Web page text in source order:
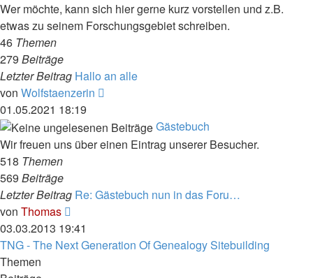
Wer möchte, kann sich hier gerne kurz vorstellen und z.B.
etwas zu seinem Forschungsgebiet schreiben.
46 Themen
279 Beiträge
Letzter Beitrag Hallo an alle
von Wolfstaenzerin
01.05.2021 18:19
Gästebuch
Wir freuen uns über einen Eintrag unserer Besucher.
518 Themen
569 Beiträge
Letzter Beitrag Re: Gästebuch nun in das Foru…
von Thomas
Beitrag
03.03.2013 19:41
TNG - The Next Generation Of Genealogy Sitebuilding
Themen